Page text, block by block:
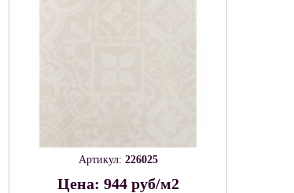
Артикул: 226025
Цена: 944 руб/м2